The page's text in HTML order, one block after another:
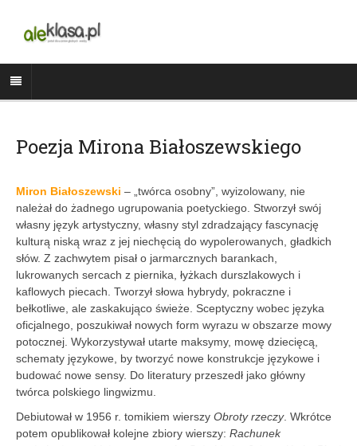
Poezja Mirona Białoszewskiego
Miron Białoszewski – „twórca osobny”, wyizolowany, nie
należał do żadnego ugrupowania poetyckiego. Stworzył swój
własny język artystyczny, własny styl zdradzający fascynację
kulturą niską wraz z jej niechęcią do wypolerowanych, gładkich
słów. Z zachwytem pisał o jarmarcznych barankach,
lukrowanych sercach z piernika, łyżkach durszlakowych i
kaflowych piecach. Tworzył słowa hybrydy, pokraczne i
bełkotliwe, ale zaskakująco świeże. Sceptyczny wobec języka
oficjalnego, poszukiwał nowych form wyrazu w obszarze mowy
potocznej. Wykorzystywał utarte maksymy, mowę dziecięcą,
schematy językowe, by tworzyć nowe konstrukcje językowe i
budować nowe sensy. Do literatury przeszedł jako główny
twórca polskiego lingwizmu.
Debiutował w 1956 r. tomikiem wierszy Obroty rzeczy. Wkrótce
potem opublikował kolejne zbiory wierszy: Rachunek